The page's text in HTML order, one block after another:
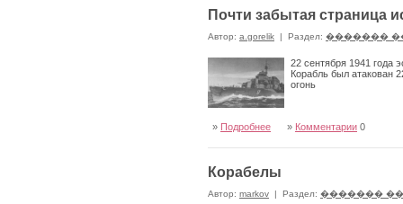
Почти забытая страница
Автор: a.gorelik | Раздел: �������
22 сентября 1941 года
Корабль был атакован
огонь
» Подробнее » Комментарии 0
Корабелы
Автор: markov | Раздел: �������